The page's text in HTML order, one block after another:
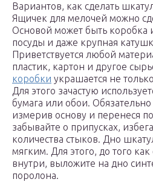
Вариантов, как сделать
Ящичек для мелочей можно
Основой может быть коробка
посуды и даже крупная
Приветствуется любой
пластик, картон и другое
коробки украшается не
Для этого зачастую
бумага или обои. Обязательно
измерив основу и перенеся
забывайте о припусках,
количества стыков. Дно
мягким. Для этого, до того
внутри, выложите на дно
поролона.